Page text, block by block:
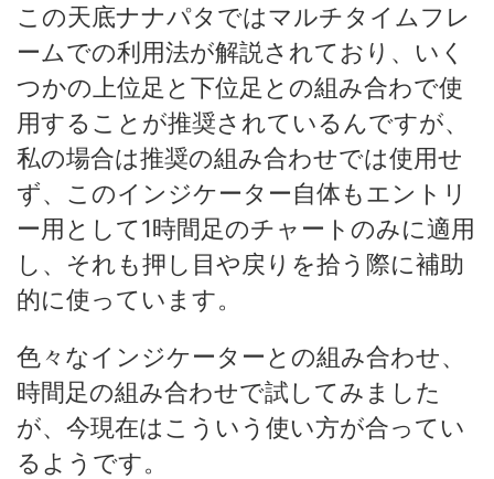
この天底ナナパタではマルチタイムフレ
ームでの利用法が解説されており、いく
つかの上位足と下位足との組み合わで使
用することが推奨されているんですが、
私の場合は推奨の組み合わせでは使用せ
ず、このインジケーター自体もエントリ
ー用として1時間足のチャートのみに適用
し、それも押し目や戻りを拾う際に補助
的に使っています。
色々なインジケーターとの組み合わせ、
時間足の組み合わせで試してみました
が、今現在はこういう使い方が合ってい
るようです。